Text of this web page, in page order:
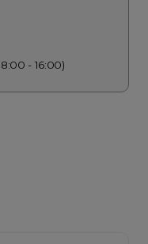
- 16:00)